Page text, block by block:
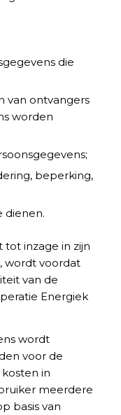
die
van ontvangers
worden
beperking,
dienen.
inzage in zijn
wordt voordat
van de
Energiek
wordt
voor de
in
meerdere
basis van